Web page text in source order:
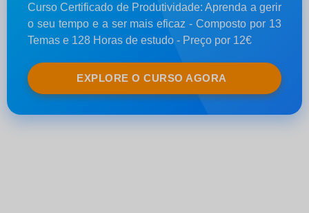
Curso Certificado de Produtividade: Aprenda a gerir
o seu tempo e a ser mais eficaz - Composto por 13
Temas e 128 Horas de estudo - Preço por 12€
EXPLORE O CURSO AGORA